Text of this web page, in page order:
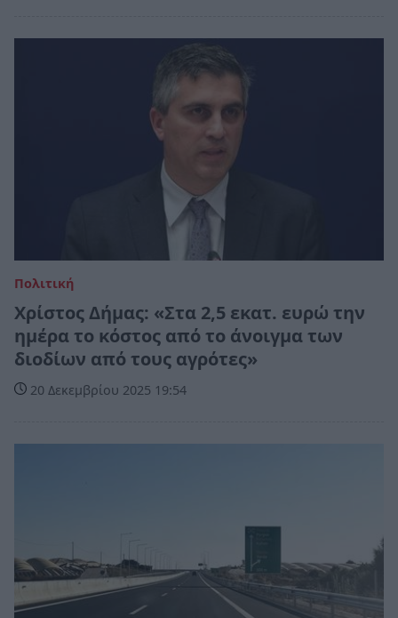
Πολιτική
Χρίστος Δήμας: «Στα 2,5 εκατ. ευρώ την
ημέρα το κόστος από το άνοιγμα των
διοδίων από τους αγρότες»
20 Δεκεμβρίου 2025 19:54